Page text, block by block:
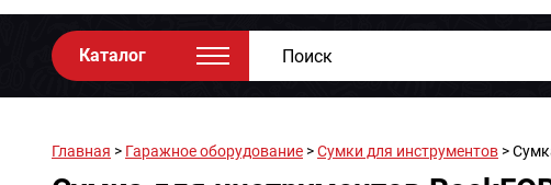
Каталог
Главная > Гаражное оборудование >Сумки для инструментов >